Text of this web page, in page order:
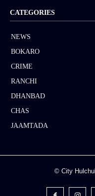
CATEGORIES
NEWS
BOKARO
CRIME
RANCHI
DHANBAD
CHAS
JAAMTADA
© City